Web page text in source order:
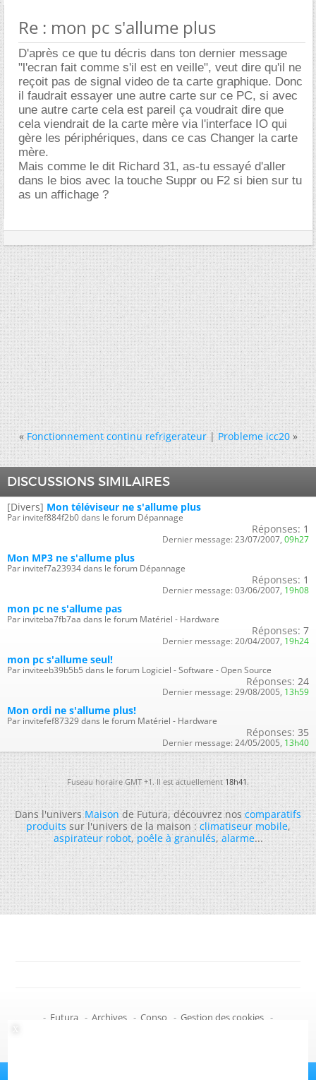
Re : mon pc s'allume plus
D'après ce que tu décris dans ton dernier message
"l'ecran fait comme s'il est en veille", veut dire qu'il ne
reçoit pas de signal video de ta carte graphique. Donc
il faudrait essayer une autre carte sur ce PC, si avec
une autre carte cela est pareil ça voudrait dire que
cela viendrait de la carte mère via l'interface IO qui
gère les périphériques, dans ce cas Changer la carte
mère.
Mais comme le dit Richard 31, as-tu essayé d'aller
dans le bios avec la touche Suppr ou F2 si bien sur tu
as un affichage ?
« Fonctionnement continu refrigerateur|Probleme icc20 »
DISCUSSIONS SIMILAIRES
[Divers] Mon téléviseur ne s'allume plus
Par invitef884f2b0 dans le forum Dépannage
Réponses: 1
Dernier message: 23/07/2007, 09h27
Mon MP3 ne s'allume plus
Par invitef7a23934 dans le forum Dépannage
Réponses: 1
Dernier message: 03/06/2007, 19h08
mon pc ne s'allume pas
Par inviteba7fb7aa dans le forum Matériel - Hardware
Réponses: 7
Dernier message: 20/04/2007, 19h24
mon pc s'allume seul!
Par inviteeb39b5b5 dans le forum Logiciel - Software - Open Source
Réponses: 24
Dernier message: 29/08/2005, 13h59
Mon ordi ne s'allume plus!
Par invitefef87329 dans le forum Matériel - Hardware
Réponses: 35
Dernier message: 24/05/2005, 13h40
Fuseau horaire GMT +1. Il est actuellement18h41.
Dans l'universMaisonde Futura, découvrez noscomparatifs
produitssur l'univers de la maison :climatiseur mobile,
aspirateur robot,poêle à granulés,alarme...
- Futura - Archives - Conso - Gestion des cookies -